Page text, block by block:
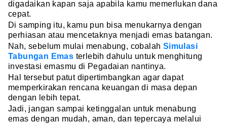
digadaikan kapan saja apabila kamu memerlukan dana
cepat.
Di samping itu, kamu pun bisa menukarnya dengan
perhiasan atau mencetaknya menjadi emas batangan.
Nah, sebelum mulai menabung, cobalah Simulasi
Tabungan Emas terlebih dahulu untuk menghitung
investasi emasmu di Pegadaian nantinya.
Hal tersebut patut dipertimbangkan agar dapat
memperkirakan rencana keuangan di masa depan
dengan lebih tepat.
Jadi, jangan sampai ketinggalan untuk menabung
emas dengan mudah, aman, dan tepercaya melalui